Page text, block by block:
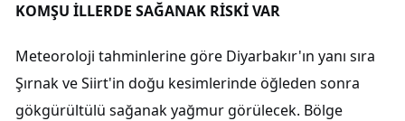
KOMŞU İLLERDE SAĞANAK RİSKİ VAR
Meteoroloji tahminlerine göre Diyarbakır'ın yanı sıra
Şırnak ve Siirt'in doğu kesimlerinde öğleden sonra
gökgürültülü sağanak yağmur görülecek. Bölge